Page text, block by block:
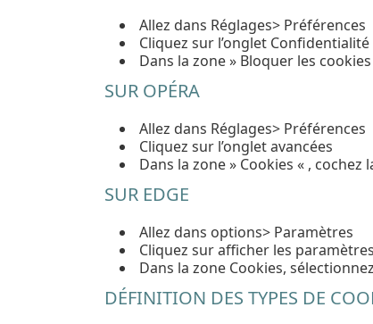
Allez dans Réglages> Préférences
Cliquez sur l’onglet Confidentialité
Dans la zone » Bloquer les
SUR OPÉRA
Allez dans Réglages> Préférences
Cliquez sur l’onglet avancées
Dans la zone » Cookies « , cochez
SUR EDGE
Allez dans options> Paramètres
Cliquez sur afficher les
Dans la zone Cookies,
DÉFINITION DES TYPES DE